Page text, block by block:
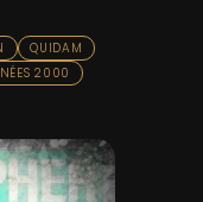
QUIDAM
2000